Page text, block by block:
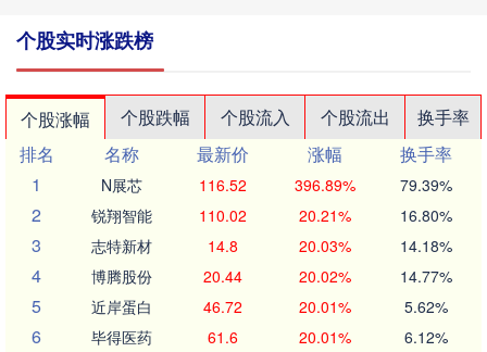
个股实时涨跌榜
个股涨幅 个股跌幅 个股流入 个股流出
换手率
排名
名称 最新价 涨幅
换手率
1
N展芯 116.52 396.89% 79.39%
2 锐翔智能 110.02 20.21% 16.80%
3 志特新材 14.8 20.03% 14.18%
4 博腾股份 20.44 20.02% 14.77%
5 近岸蛋白 46.72 20.01% 5.62%
6 毕得医药 61.6 20.01% 6.12%